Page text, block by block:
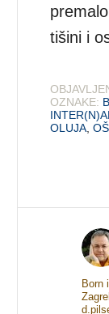
tišini i
OZNAKE:
OLUJA ,
Born